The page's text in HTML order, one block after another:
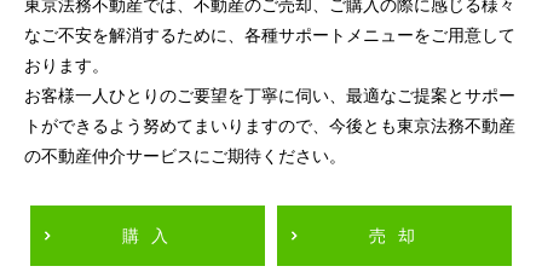
東京法務不動産では、不動産のご売却、ご購入の際に感じる様々
なご不安を解消するために、各種サポートメニューをご用意して
おります。
お客様一人ひとりのご要望を丁寧に伺い、最適なご提案とサポー
トができるよう努めてまいりますので、今後とも東京法務不動産
の不動産仲介サービスにご期待ください。
購入 売却